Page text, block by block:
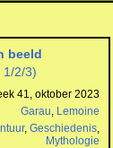
beeld
1/2/3)
41, oktober 2023
Garau, Lemoine
, Geschiedenis,
Mythologie